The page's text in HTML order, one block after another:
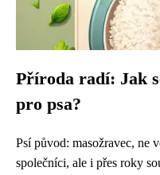
Příroda radí: Jak
pro psa?
Psí původ: masožravec, ne
společníci, ale i přes roky